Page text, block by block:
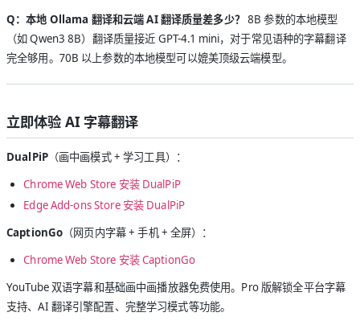
Q：本地 Ollama 翻译和云端 AI 翻译质量差多少？ 8B 参数的本地模型
（如 Qwen3 8B）翻译质量接近 GPT-4.1 mini，对于常见语种的字幕翻译
完全够用。70B 以上参数的本地模型可以媲美顶级云端模型。
立即体验 AI 字幕翻译
DualPiP（画中画模式 + 学习工具）：
Chrome Web Store 安装 DualPiP
Edge Add-ons Store 安装 DualPiP
CaptionGo （网页内字幕 + 手机 + 全屏）：
Chrome Web Store 安装 CaptionGo
YouTube 双语字幕和基础画中画播放器免费使用。Pro 版解锁全平台字幕
支持、AI 翻译引擎配置、完整学习模式等功能。